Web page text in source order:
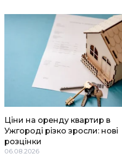
Ціни на оренду квартир в
Ужгороді різко зросли: нові
розцінки
06.08.2026